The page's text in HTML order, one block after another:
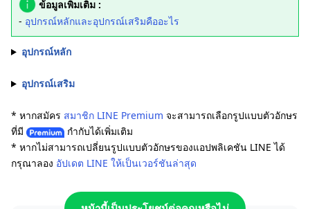
ข้อมูลเพิ่มเติม :
- อุปกรณ์หลักและอุปกรณ์เสริมคืออะไร
อุปกรณ์หลัก
อุปกรณ์เสริม
* หากสมัคร สมาชิก LINE Premium จะสามารถเลือกรูปแบบตัวอักษร
ที่มี
กำกับได้เพิ่มเติม
* หากไม่สามารถเปลี่ยนรูปแบบตัวอักษรของแอปพลิเคชัน LINE ได้
กรุณาลอง อัปเดต LINE ให้เป็นเวอร์ชันล่าสุด